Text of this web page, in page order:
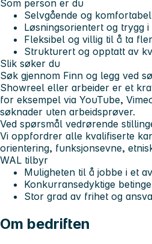
Som person er du
Selvgående og
Løsningsorientert og trygg
Fleksibel og villig til å ta
Strukturert og opptatt av
Slik søker du
Søk gjennom Finn og legg ved
Showreel eller arbeider er et
for eksempel via YouTube,
søknader uten arbeidsprøver.
Ved spørsmål vedrørende
Vi oppfordrer alle kvalifiserte
orientering, funksjonsevne,
WAL tilbyr
Muligheten til å jobbe i et
Konkurransedyktige
Stor grad av frihet og
Om bedriften